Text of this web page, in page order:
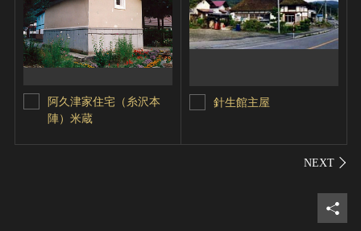
阿久津家住宅（糸沢本
陣）米蔵
針生館主屋
シェ